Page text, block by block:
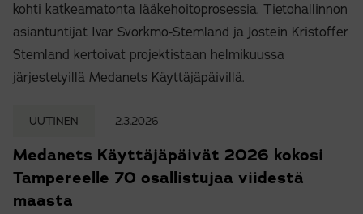
kohti katkeamatonta lääkehoitoprosessia. Tietohallinnon
asiantuntijat Ivar Svorkmo-Stemland ja Jostein Kristoffer
Stemland kertoivat projektistaan helmikuussa
järjestetyillä Medanets Käyttäjäpäivillä.
UUTINEN 2.3.2026
Medanets Käyttäjäpäivät 2026 kokosi
Tampereelle 70 osallistujaa viidestä
maasta